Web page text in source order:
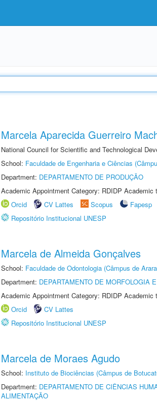
Marcela Aparecida Guerreiro
National Council for Scientific and Technological
School: Faculdade de Engenharia e Ciências
Department: DEPARTAMENTO DE PRODUÇÃO
Academic Appointment Category: RDIDP Academic
Orcid
CV Lattes Scopus
Fapesp
Repositório Institucional UNESP
Marcela de Almeida Gonçalves
School: Faculdade de Odontologia (Câmpus de
Department: DEPARTAMENTO DE MORFOLOGIA
Academic Appointment Category: RDIDP Academic
Orcid
CV Lattes
Repositório Institucional UNESP
Marcela de Moraes Agudo
School: Instituto de Biociências (Câmpus de
Department: DEPARTAMENTO DE CIÊNCIAS
ALIMENTAÇÃO